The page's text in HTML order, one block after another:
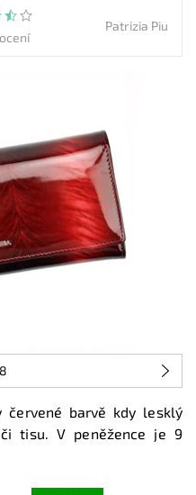
Patrizia Piu
červené barvě kdy lesklý
tisu. V peněžence je 9